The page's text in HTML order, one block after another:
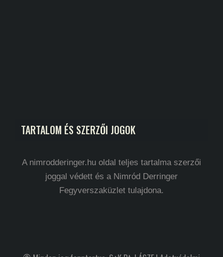
TARTALOM ÉS SZERZŐI JOGOK
A nimrodderinger.hu oldal teljes tartalma szerzői
joggal védett és a Nimród Derringer
Fegyverszaküzlet tulajdona.